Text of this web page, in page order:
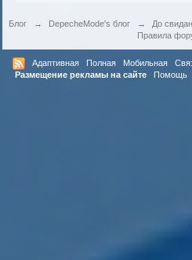
Блог → DepecheMode's блог →
До
Правила
Адаптивная Полная Мобильная
Размещение рекламы на сайте
Помощь